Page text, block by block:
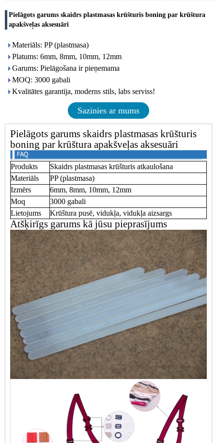
Pielāgots garums skaidrs plastmasas krūšturis boning par krūštura
apakšveļas aksesuāri
Materiāls: PP (plastmasa)
Platums: 6mm, 8mm, 10mm, 12mm
Garums: Pielāgošana ir pieņemama
MOQ: 3000 gabali
Kvalitātes garantija, moderns stils, labs serviss!
Sazinies ar mums
Pielāgots garums skaidrs plastmasas krūšturis
boning par krūštura apakšveļas aksesuāri
Produkts
Skaidrs plastmasas krūšturis atkaulošana
Materiāls
PP (plastmasa)
Izmērs
6mm, 8mm, 10mm, 12mm
Moq
3000 gabali
Lietojums
Krūštura pusē, vidukļa, vidukļa aizsargs
Atšķirīgs garums kā jūsu pieprasījums